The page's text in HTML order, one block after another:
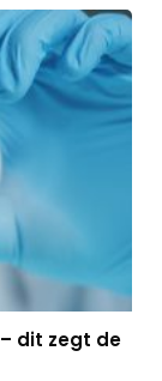
dit zegt de